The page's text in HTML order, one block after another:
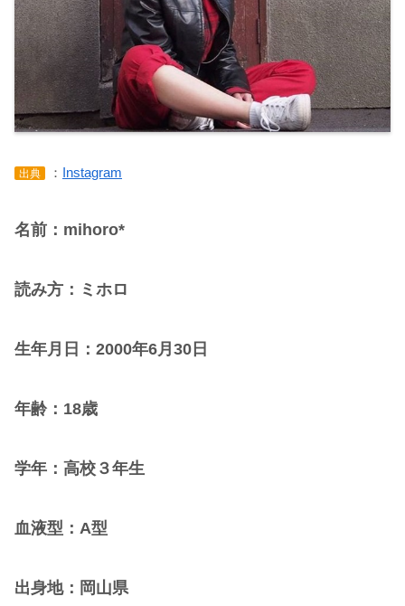
出典 ： Instagram
名前：mihoro*
読み方：ミホロ
生年月日：2000年6月30日
年齢：18歳
学年：高校３年生
血液型：A型
出身地：岡山県